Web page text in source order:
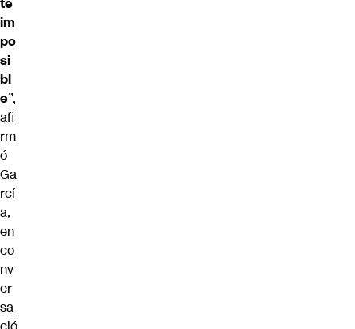
im
po
si
bl
e”,
afi
rm
ó
Ga
rcí
a,
en
co
nv
er
sa